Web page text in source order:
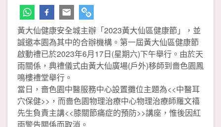
黃大仙健康安全城主辦「2023黃大仙區健康節」，並
誠邀本園為其中的合辦機構。第一屆黃大仙區健康節
啟動禮已於2023年6月17日(星期六)下午舉行。由於天
雨關係，典禮儀式由黃大仙廣場(戶外)移師到嗇色園鳳
鳴樓禮堂舉行。
當日，嗇色園中醫服務中心設置攤位主題為<<中醫耳
穴保健>>，而嗇色園物理治療中心物理治療師羅文禧
先生負責主講<<膝關節痛症的預防>>講座，惟後因紅
雨警告關係而取消。